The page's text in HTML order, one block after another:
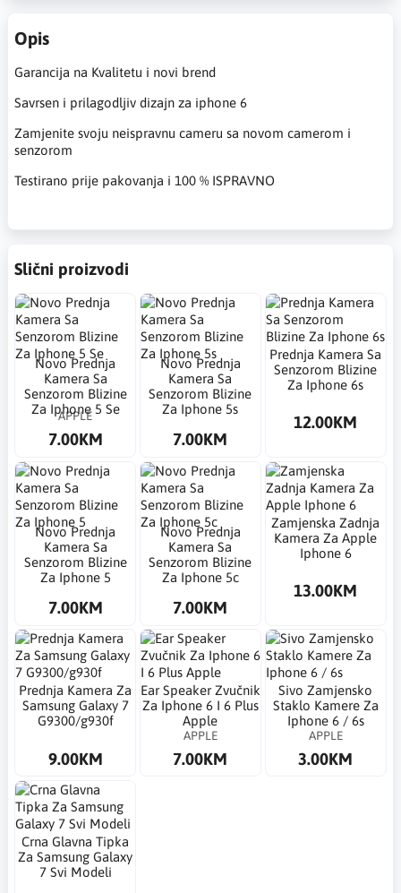
Opis
Garancija na Kvalitetu i novi brend
Savrsen i prilagodljiv dizajn za iphone 6
Zamjenite svoju neispravnu cameru sa novom camerom i
senzorom
Testirano prije pakovanja i 100 % ISPRAVNO
Slični proizvodi
Novo Prednja
Kamera Sa
Senzorom Blizine
Za Iphone 5 Se
APPLE
7.00KM
Novo Prednja
Kamera Sa
Senzorom Blizine
Za Iphone 5s
7.00KM
Prednja Kamera Sa
Senzorom Blizine
Za Iphone 6s
12.00KM
Novo Prednja
Kamera Sa
Senzorom Blizine
Za Iphone 5
7.00KM
Novo Prednja
Kamera Sa
Senzorom Blizine
Za Iphone 5c
7.00KM
Zamjenska Zadnja
Kamera Za Apple
Iphone 6
13.00KM
Prednja Kamera Za
Samsung Galaxy 7
G9300/g930f
9.00KM
Ear Speaker Zvučnik
Za Iphone 6 I 6 Plus
Apple
APPLE
7.00KM
Sivo Zamjensko
Staklo Kamere Za
Iphone 6 / 6s
APPLE
3.00KM
Crna Glavna Tipka
Za Samsung Galaxy
7 Svi Modeli